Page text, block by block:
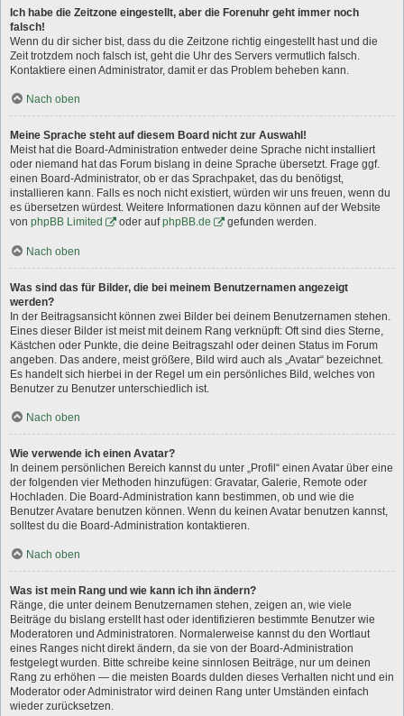
Ich habe die Zeitzone eingestellt, aber die Forenuhr geht immer noch
falsch!
Wenn du dir sicher bist, dass du die Zeitzone richtig eingestellt hast und die
Zeit trotzdem noch falsch ist, geht die Uhr des Servers vermutlich falsch.
Kontaktiere einen Administrator, damit er das Problem beheben kann.
Nach oben
Meine Sprache steht auf diesem Board nicht zur Auswahl!
Meist hat die Board-Administration entweder deine Sprache nicht installiert
oder niemand hat das Forum bislang in deine Sprache übersetzt. Frage ggf.
einen Board-Administrator, ob er das Sprachpaket, das du benötigst,
installieren kann. Falls es noch nicht existiert, würden wir uns freuen, wenn du
es übersetzen würdest. Weitere Informationen dazu können auf der Website
von phpBB Limited oder aufphpBB.de gefunden werden.
Nach oben
Was sind das für Bilder, die bei meinem Benutzernamen angezeigt
werden?
In der Beitragsansicht können zwei Bilder bei deinem Benutzernamen stehen.
Eines dieser Bilder ist meist mit deinem Rang verknüpft: Oft sind dies Sterne,
Kästchen oder Punkte, die deine Beitragszahl oder deinen Status im Forum
angeben. Das andere, meist größere, Bild wird auch als „Avatar“ bezeichnet.
Es handelt sich hierbei in der Regel um ein persönliches Bild, welches von
Benutzer zu Benutzer unterschiedlich ist.
Nach oben
Wie verwende ich einen Avatar?
In deinem persönlichen Bereich kannst du unter „Profil“ einen Avatar über eine
der folgenden vier Methoden hinzufügen: Gravatar, Galerie, Remote oder
Hochladen. Die Board-Administration kann bestimmen, ob und wie die
Benutzer Avatare benutzen können. Wenn du keinen Avatar benutzen kannst,
solltest du die Board-Administration kontaktieren.
Nach oben
Was ist mein Rang und wie kann ich ihn ändern?
Ränge, die unter deinem Benutzernamen stehen, zeigen an, wie viele
Beiträge du bislang erstellt hast oder identifizieren bestimmte Benutzer wie
Moderatoren und Administratoren. Normalerweise kannst du den Wortlaut
eines Ranges nicht direkt ändern, da sie von der Board-Administration
festgelegt wurden. Bitte schreibe keine sinnlosen Beiträge, nur um deinen
Rang zu erhöhen — die meisten Boards dulden dieses Verhalten nicht und ein
Moderator oder Administrator wird deinen Rang unter Umständen einfach
wieder zurücksetzen.